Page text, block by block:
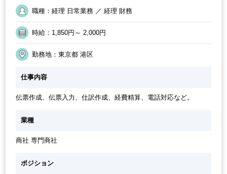
オフィスが禁煙
30代活躍中
職種：経理 日常業務 ／ 経理 財務
時給：1,850円～ 2,000円
勤務地：東京都 港区
仕事内容
伝票作成、伝票入力、仕訳作成、経費精算、電話対応など。
業種
商社 専門商社
ポジション